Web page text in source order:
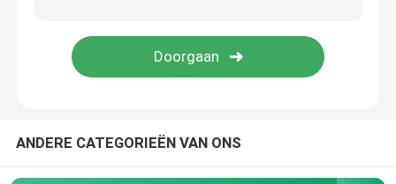
diesel minigraafwerktuig
ANDERE CATEGORIEËN VAN ONS